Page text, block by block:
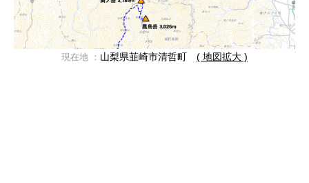
現在地 ： 山梨県韮崎市清哲町 ( 地図拡大 )